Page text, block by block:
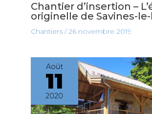
Chantier d’insertion –
originelle de Savines-
Chantiers/26 novembre 2019
Août
11
2020